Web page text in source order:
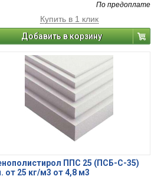
По предоплате
Купить в 1 клик
Добавить в корзину
ППС 25 (ПСБ-С-35)
от 25 кг/м3 от 4,8 м3